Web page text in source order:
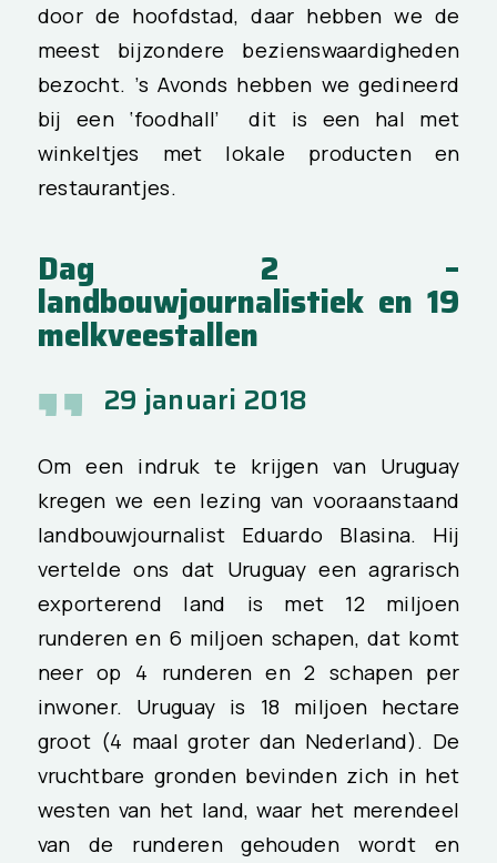
door de hoofdstad, daar hebben we de
meest bijzondere bezienswaardigheden
bezocht. ’s Avonds hebben we gedineerd
bij een ‘foodhall’ dit is een hal met
winkeltjes met lokale producten en
restaurantjes.
Dag 2 –
landbouwjournalistiek en 19
melkveestallen
29 januari 2018
Om een indruk te krijgen van Uruguay
kregen we een lezing van vooraanstaand
landbouwjournalist Eduardo Blasina. Hij
vertelde ons dat Uruguay een agrarisch
exporterend land is met 12 miljoen
runderen en 6 miljoen schapen, dat komt
neer op 4 runderen en 2 schapen per
inwoner. Uruguay is 18 miljoen hectare
groot (4 maal groter dan Nederland). De
vruchtbare gronden bevinden zich in het
westen van het land, waar het merendeel
van de runderen gehouden wordt en